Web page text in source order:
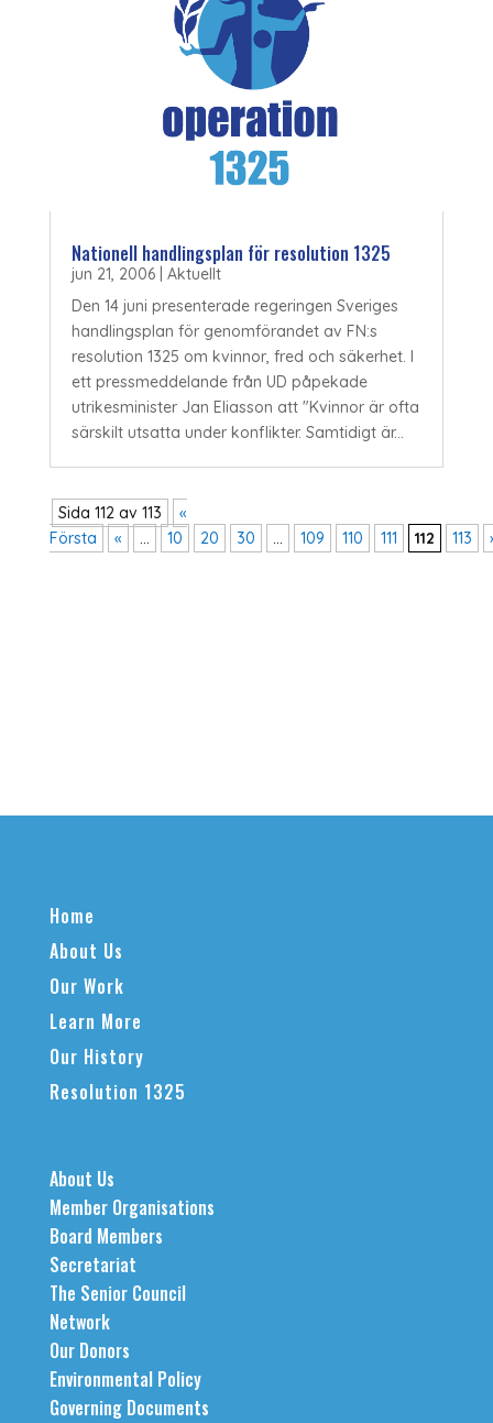
Nationell handlingsplan för resolution 1325
jun 21, 2006| Aktuellt
Den 14 juni presenterade regeringen Sveriges
handlingsplan för genomförandet av FN:s
resolution 1325 om kvinnor, fred och säkerhet. I
ett pressmeddelande från UD påpekade
utrikesminister Jan Eliasson att "Kvinnor är ofta
särskilt utsatta under konflikter. Samtidigt är...
Sida 112 av 113
«
Första
« ... 10 20 30 ... 109 110 111 112 113
Home
About Us
Our Work
Learn More
Our History
Resolution 1325
About Us
Member Organisations
Board Members
Secretariat
The Senior Council
Network
Our Donors
Environmental Policy
Governing Documents